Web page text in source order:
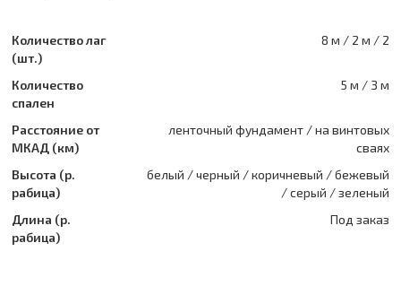
Количество лаг
(шт.)
8 м / 2 м / 2
Количество
спален
5 м / 3 м
Расстояние от
МКАД (км)
ленточный фундамент / на винтовых
сваях
Высота (р.
рабица)
белый / черный / коричневый / бежевый
/ серый / зеленый
Длина (р.
рабица)
Под заказ